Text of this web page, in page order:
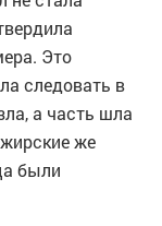
Это
следовать в
а часть шла
же
были